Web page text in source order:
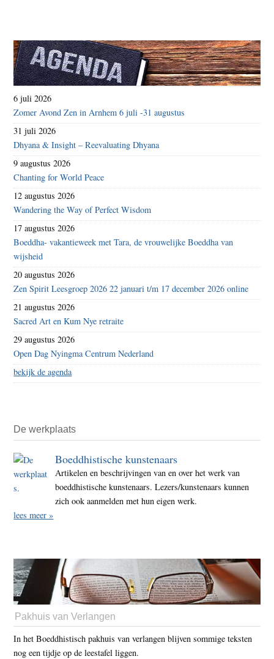
6 juli 2026
Zomer Avond Zen in Arnhem 6 juli -31 augustus
31 juli 2026
Dhyana & Insight – Reevaluating Dhyana
9 augustus 2026
Chanting for World Peace
12 augustus 2026
Wandering the Way of Perfect Wisdom
17 augustus 2026
Boeddha- vakantieweek met Tara, de vrouwelijke Boeddha van
wijsheid
20 augustus 2026
Zen Spirit Leesgroep 2026 22 januari t/m 17 december 2026 online
21 augustus 2026
Sacred Art en Kum Nye retraite
29 augustus 2026
Open Dag Nyingma Centrum Nederland
bekijk de agenda
De werkplaats
Boeddhistische kunstenaars
Artikelen en beschrijvingen van en over het werk van
boeddhistische kunstenaars. Lezers/kunstenaars kunnen
zich ook aanmelden met hun eigen werk.
lees meer »
Pakhuis van Verlangen
In het Boeddhistisch pakhuis van verlangen blijven sommige teksten
nog een tijdje op de leestafel liggen.